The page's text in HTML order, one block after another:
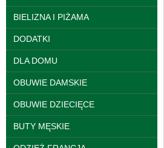
BIELIZNA I PIŻAMA
DODATKI
DLA DOMU
OBUWIE DAMSKIE
OBUWIE DZIECIĘCE
BUTY MĘSKIE
Spodnie damskie
jeansy Roz 25-30, 1
Kolor Paczka 10 szt